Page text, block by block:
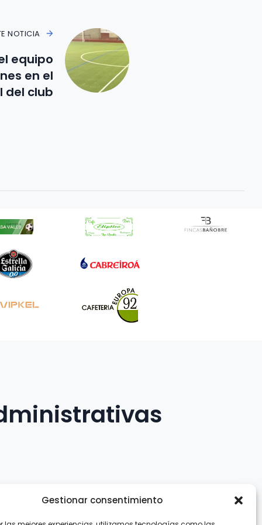
Gestionar consentimiento
NOTICIA
equipo
en el
del club